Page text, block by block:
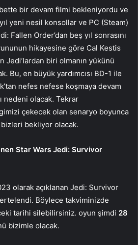
bir devam filmi bekleniyordu ve
yeni nesil konsollar ve PC (Steam)
Fallen Order’dan beş yıl sonrasını
hikayesine göre Cal Kestis
Jedi’lardan biri olmanın yükünü
Bu, en büyük yardımcısı BD-1 ile
nefes nefese koşmaya devam
nedeni olacak. Tekrar
çekecek olan senaryo boyunca
bekliyor olacak.
Star Wars Jedi: Survivor
olarak açıklanan Jedi: Survivor
Böylece takviminizde
tarihi silebilirsiniz. oyun şimdi 28
bizimle olacak.